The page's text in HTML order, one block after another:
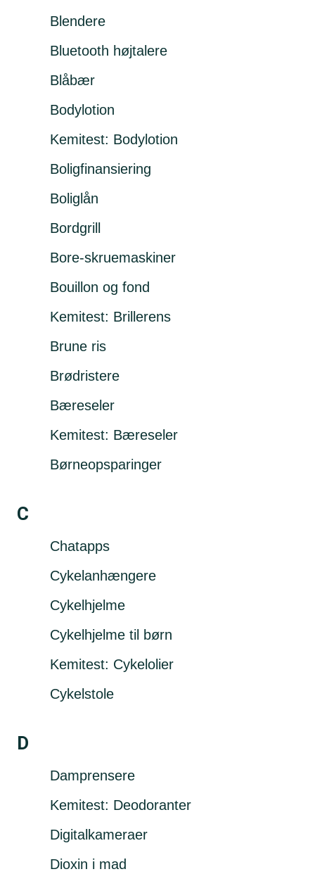
Blendere
Bluetooth højtalere
Blåbær
Bodylotion
Kemitest: Bodylotion
Boligfinansiering
Boliglån
Bordgrill
Bore-skruemaskiner
Bouillon og fond
Kemitest: Brillerens
Brune ris
Brødristere
Bæreseler
Kemitest: Bæreseler
Børneopsparinger
C
Chatapps
Cykelanhængere
Cykelhjelme
Cykelhjelme til børn
Kemitest: Cykelolier
Cykelstole
D
Damprensere
Kemitest: Deodoranter
Digitalkameraer
Dioxin i mad